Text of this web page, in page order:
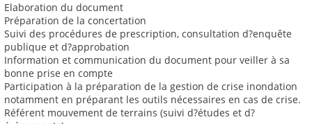
Elaboration du document
Préparation de la concertation
Suivi des procédures de prescription, consultation d?enquête
publique et d?approbation
Information et communication du document pour veiller à sa
bonne prise en compte
Participation à la préparation de la gestion de crise inondation
notamment en préparant les outils nécessaires en cas de crise.
Référent mouvement de terrains (suivi d?études et d?